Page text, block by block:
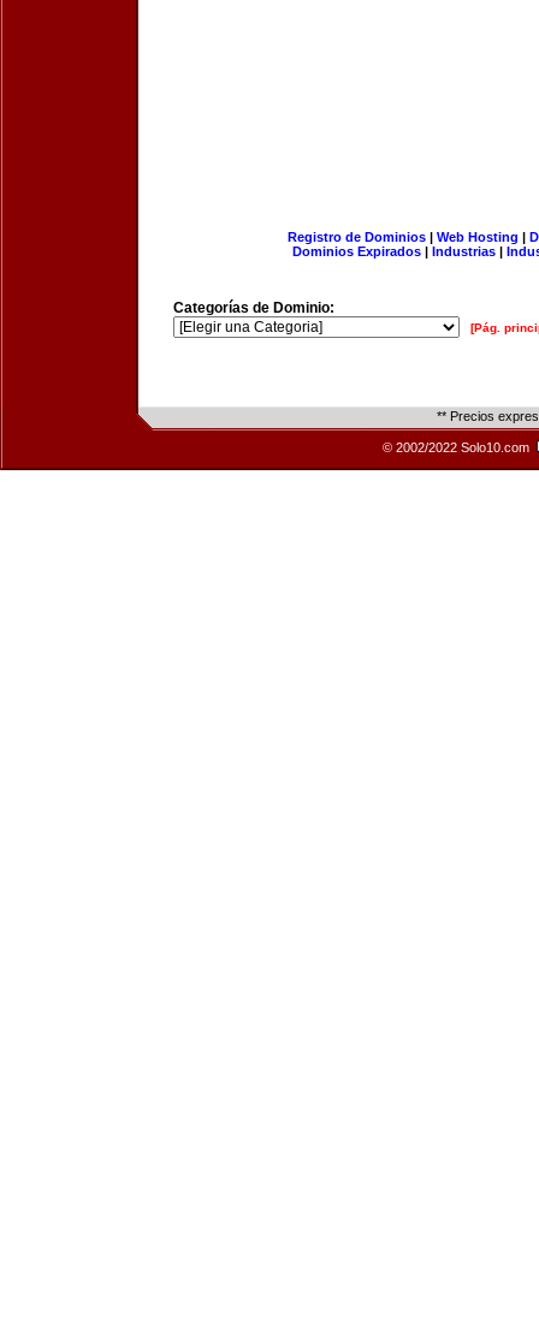
Registro de Dominios| Web Hosting |
Dominios Expirados | Industrias |
Categorías de Dominio:
[Pág.
** Precios
© 2002/2022 Solo10.com